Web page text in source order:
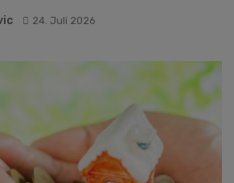
24. Juli 2026